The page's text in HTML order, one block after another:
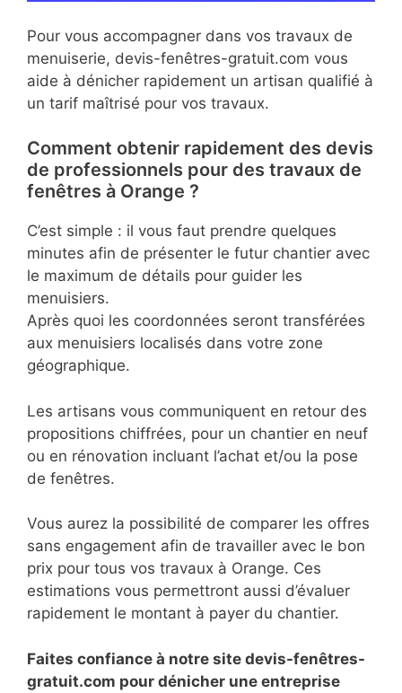
Pour vous accompagner dans vos travaux de
menuiserie, devis-fenêtres-gratuit.com vous
aide à dénicher rapidement un artisan qualifié à
un tarif maîtrisé pour vos travaux.
Comment obtenir rapidement des devis
de professionnels pour des travaux de
fenêtres à Orange ?
C’est simple : il vous faut prendre quelques
minutes afin de présenter le futur chantier avec
le maximum de détails pour guider les
menuisiers.
Après quoi les coordonnées seront transférées
aux menuisiers localisés dans votre zone
géographique.
Les artisans vous communiquent en retour des
propositions chiffrées, pour un chantier en neuf
ou en rénovation incluant l’achat et/ou la pose
de fenêtres.
Vous aurez la possibilité de comparer les offres
sans engagement afin de travailler avec le bon
prix pour tous vos travaux à Orange. Ces
estimations vous permettront aussi d’évaluer
rapidement le montant à payer du chantier.
Faites confiance à notre site devis-fenêtres-
gratuit.com pour dénicher une entreprise